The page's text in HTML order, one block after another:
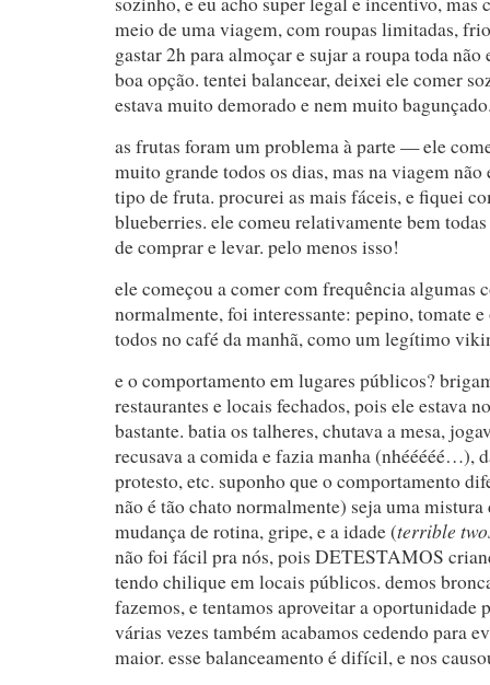
meio de uma viagem, com roupas limitadas,
gastar 2h para almoçar e sujar a roupa toda não
boa opção. tentei balancear, deixei ele comer
estava muito demorado e nem muito
as frutas foram um problema à parte — ele
muito grande todos os dias, mas na viagem
tipo de fruta. procurei as mais fáceis, e fiquei
blueberries. ele comeu relativamente bem todas
de comprar e levar. pelo menos isso!
ele começou a comer com frequência algumas
normalmente, foi interessante: pepino, tomate
todos no café da manhã, como um legítimo
e o comportamento em lugares públicos?
restaurantes e locais fechados, pois ele estava
bastante. batia os talheres, chutava a mesa,
recusava a comida e fazia manha (nhééééé…),
protesto, etc. suponho que o comportamento
não é tão chato normalmente) seja uma mistura
mudança de rotina, gripe, e a idade (terrible
não foi fácil pra nós, pois DETESTAMOS
tendo chilique em locais públicos. demos
fazemos, e tentamos aproveitar a oportunidade
várias vezes também acabamos cedendo para
maior. esse balanceamento é difícil, e nos